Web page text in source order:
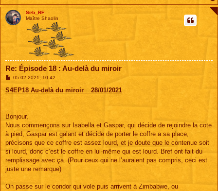
Seb_RF
Maître Shaolin
Re: Épisode 18 : Au-delà du miroir
M
s
s
05 02 2021, 10:42
S4EP18 Au-delà du miroir _ 28/01/2021
Bonjour,
Nous commençons sur Isabella et Gaspar, qui décide de rejoindre la cote
à pied, Gaspar est galant et décide de porter le coffre a sa place,
précisons que ce coffre est assez lourd, et je doute que le contenue soit
si lourd, donc c’est le coffre en lui-même qui est lourd. Bref ont fait du
remplissage avec ça. (Pour ceux qui ne l’auraient pas compris, ceci est
juste une remarque)
On passe sur le condor qui vole puis arrivent à Zimbabwe, ou